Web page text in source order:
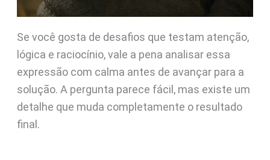
Se você gosta de desafios que testam atenção,
lógica e raciocínio, vale a pena analisar essa
expressão com calma antes de avançar para a
solução. A pergunta parece fácil, mas existe um
detalhe que muda completamente o resultado
final.